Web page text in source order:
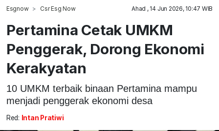
Esgnow Csr Esg Now Ahad , 14 Jun 2026, 10:47 WIB
Pertamina Cetak UMKM
Penggerak, Dorong Ekonomi
Kerakyatan
10 UMKM terbaik binaan Pertamina mampu
menjadi penggerak ekonomi desa
Red: Intan Pratiwi